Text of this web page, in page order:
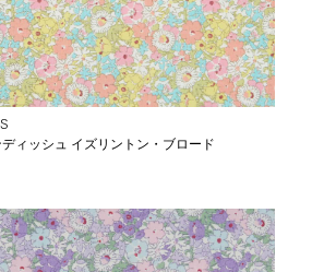
ィッシュ イズリントン・ブロード